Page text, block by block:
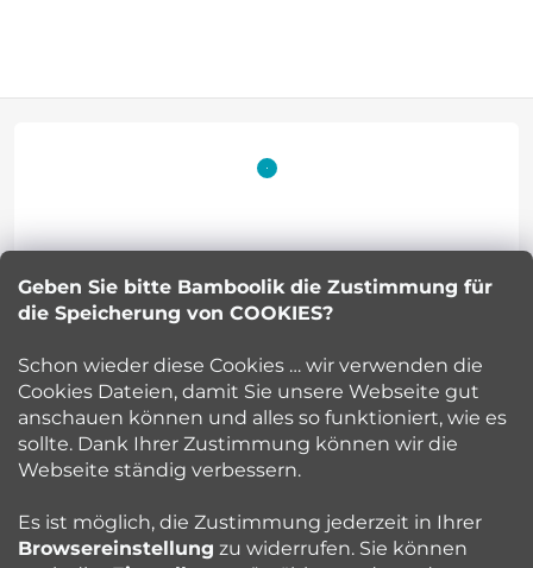
Geben Sie bitte Bamboolik die Zustimmung für
die Speicherung von COOKIES?
Schon wieder diese Cookies … wir verwenden die
Cookies Dateien, damit Sie unsere Webseite gut
anschauen können und alles so funktioniert, wie es
sollte. Dank Ihrer Zustimmung können wir die
Webseite ständig verbessern.
Es ist möglich, die Zustimmung jederzeit in Ihrer
Browsereinstellung zu widerrufen. Sie können
ß
z
e
eBamboolik
Kundenservice
Petra Kuncova